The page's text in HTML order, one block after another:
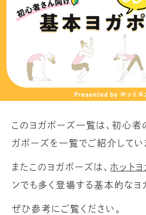
このヨガポーズ一覧は、初心者
ガポーズを一覧でご紹介してい
またこのヨガポーズは、 ホット
ンでも多く登場する基本的なヨ
ぜひ参考にご覧ください。